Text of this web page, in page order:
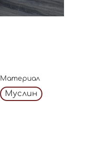
Материал
Муслин